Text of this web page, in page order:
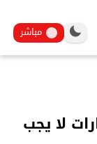
مباشر
لا يجب